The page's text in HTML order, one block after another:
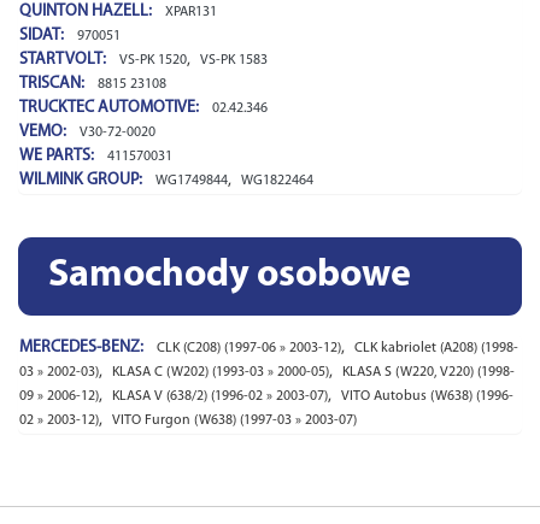
QUINTON HAZELL: XPAR131
SIDAT: 970051
STARTVOLT: VS-PK 1520, VS-PK 1583
TRISCAN: 8815 23108
TRUCKTEC AUTOMOTIVE: 02.42.346
VEMO: V30-72-0020
WE PARTS: 411570031
WILMINK GROUP: WG1749844, WG1822464
Samochody osobowe
MERCEDES-BENZ: CLK (C208) (1997-06 » 2003-12),
CLK kabriolet (A208) (1998-
03 » 2002-03), KLASA C (W202) (1993-03 » 2000-05),
KLASA S (W220, V220) (1998-
09 » 2006-12), KLASA V (638/2) (1996-02 » 2003-07),
VITO Autobus (W638) (1996-
02 » 2003-12), VITO Furgon (W638) (1997-03 » 2003-07)